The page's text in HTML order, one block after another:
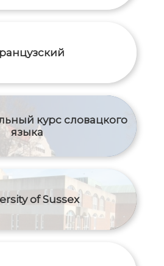
курс словацкого
языка
of Sussex